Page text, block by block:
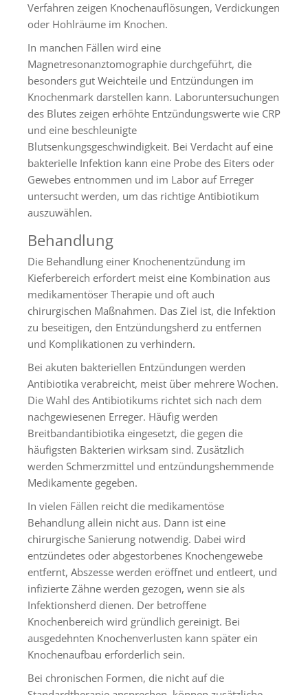
Verfahren zeigen Knochenauflösungen, Verdickungen
oder Hohlräume im Knochen.
In manchen Fällen wird eine
Magnetresonanztomographie durchgeführt, die
besonders gut Weichteile und Entzündungen im
Knochenmark darstellen kann. Laboruntersuchungen
des Blutes zeigen erhöhte Entzündungswerte wie CRP
und eine beschleunigte
Blutsenkungsgeschwindigkeit. Bei Verdacht auf eine
bakterielle Infektion kann eine Probe des Eiters oder
Gewebes entnommen und im Labor auf Erreger
untersucht werden, um das richtige Antibiotikum
auszuwählen.
Behandlung
Die Behandlung einer Knochenentzündung im
Kieferbereich erfordert meist eine Kombination aus
medikamentöser Therapie und oft auch
chirurgischen Maßnahmen. Das Ziel ist, die Infektion
zu beseitigen, den Entzündungsherd zu entfernen
und Komplikationen zu verhindern.
Bei akuten bakteriellen Entzündungen werden
Antibiotika verabreicht, meist über mehrere Wochen.
Die Wahl des Antibiotikums richtet sich nach dem
nachgewiesenen Erreger. Häufig werden
Breitbandantibiotika eingesetzt, die gegen die
häufigsten Bakterien wirksam sind. Zusätzlich
werden Schmerzmittel und entzündungshemmende
Medikamente gegeben.
In vielen Fällen reicht die medikamentöse
Behandlung allein nicht aus. Dann ist eine
chirurgische Sanierung notwendig. Dabei wird
entzündetes oder abgestorbenes Knochengewebe
entfernt, Abszesse werden eröffnet und entleert, und
infizierte Zähne werden gezogen, wenn sie als
Infektionsherd dienen. Der betroffene
Knochenbereich wird gründlich gereinigt. Bei
ausgedehnten Knochenverlusten kann später ein
Knochenaufbau erforderlich sein.
Bei chronischen Formen, die nicht auf die